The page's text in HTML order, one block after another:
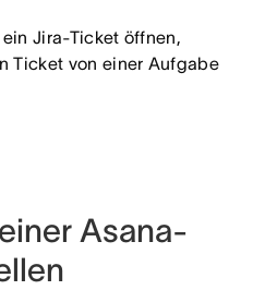
Jira-Ticket öffnen,
Ticket von einer Aufgabe
Asana-